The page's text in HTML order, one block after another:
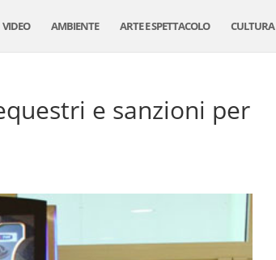
VIDEO AMBIENTE ARTE E SPETTACOLO CULTURA
e sanzioni per